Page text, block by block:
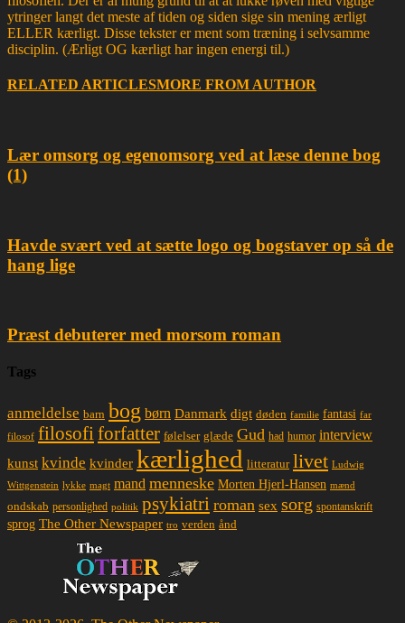
ytringer langt det meste af tiden og siden sige sin mening ærligt
ELLER kærligt. Disse tekster er ment som træning i selvsamme
disciplin. (Ærligt OG kærligt har ingen energi til.)
RELATED ARTICLESMORE FROM AUTHOR
Lær omsorg og egenomsorg ved at læse denne bog
(1)
Havde svært ved at sætte logo og bogstaver op så de
hang lige
Præst debuterer med morsom roman
Tags
anmeldelse barn bog børn Danmark digt døden familie fantasi far
filosof filosofiforfatter følelser glæde Gud had humor interview
kunst kvinde kvinder kærlighed litteratur livet Ludwig
Wittgenstein lykke magt mand menneske Morten Hjerl-Hansen mænd
ondskab personlighed politik psykiatri roman sex sorg spontanskrift
sprog The Other Newspaper tro verden ånd